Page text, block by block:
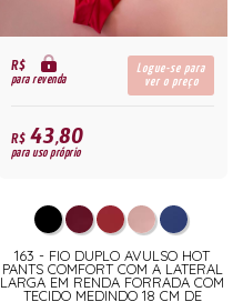
R$
para revenda
Logue-se para
ver o preço
R$43,80
para uso próprio
163 - FIO DUPLO AVULSO HOT
PANTS COMFORT COM A LATERAL
LARGA EM RENDA FORRADA COM
TECIDO MEDINDO 18 CM DE